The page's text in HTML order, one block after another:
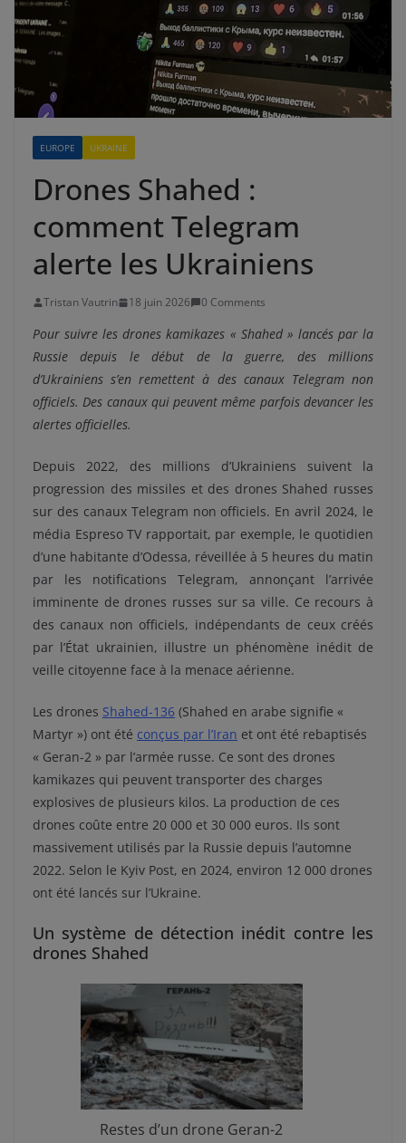
EUROPE UKRAINE
Drones Shahed :
comment Telegram
alerte les Ukrainiens
Tristan Vautrin 18 juin 2026 0 Comments
Pour suivre les drones kamikazes « Shahed » lancés par la
Russie depuis le début de la guerre, des millions
d’Ukrainiens s’en remettent à des canaux Telegram non
officiels. Des canaux qui peuvent même parfois devancer les
alertes officielles.
Depuis 2022, des millions d’Ukrainiens suivent la
progression des missiles et des drones Shahed russes
sur des canaux Telegram non officiels. En avril 2024, le
média Espreso TV rapportait, par exemple, le quotidien
d’une habitante d’Odessa, réveillée à 5 heures du matin
par les notifications Telegram, annonçant l’arrivée
imminente de drones russes sur sa ville. Ce recours à
des canaux non officiels, indépendants de ceux créés
par l’État ukrainien, illustre un phénomène inédit de
veille citoyenne face à la menace aérienne.
Les drones Shahed-136 (Shahed en arabe signifie «
Martyr ») ont été conçus par l’Iran et ont été rebaptisés
« Geran-2 » par l’armée russe. Ce sont des drones
kamikazes qui peuvent transporter des charges
explosives de plusieurs kilos. La production de ces
drones coûte entre 20 000 et 30 000 euros. Ils sont
massivement utilisés par la Russie depuis l’automne
2022. Selon le Kyiv Post, en 2024, environ 12 000 drones
ont été lancés sur l’Ukraine.
Un système de détection inédit contre les
drones Shahed
Restes d’un drone Geran-2